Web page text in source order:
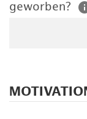
geworben?